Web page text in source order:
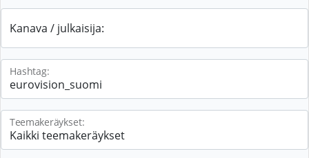
Kanava / julkaisija:
Hashtag:
Teemakeräykset: